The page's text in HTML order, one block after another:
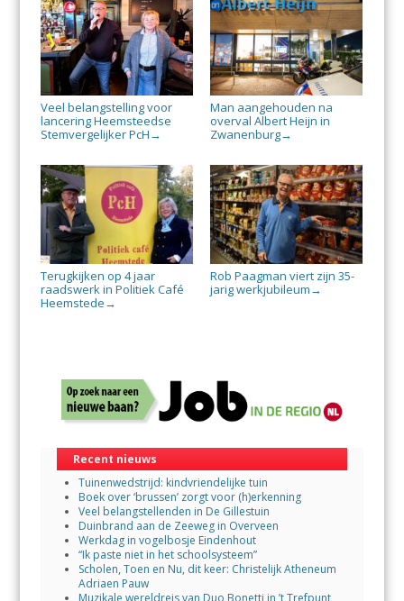
Veel belangstelling voor
lancering Heemsteedse
Stemvergelijker PcH →
Man aangehouden na
overval Albert Heijn in
Zwanenburg→
Terugkijken op 4 jaar
raadswerk in Politiek Café
Heemstede →
Rob Paagman viert zijn 35-
jarig werkjubileum →
Recent nieuws
Tuinenwedstrijd: kindvriendelijke tuin
Boek over ‘brussen’ zorgt voor (h)erkenning
Veel belangstellenden in De Gillestuin
Duinbrand aan de Zeeweg in Overveen
Werkdag in vogelbosje Eindenhout
“Ik paste niet in het schoolsysteem”
Scholen, Toen en Nu, dit keer: Christelijk Atheneum
Adriaen Pauw
Muzikale wereldreis van Duo Bonetti in ’t Trefpunt